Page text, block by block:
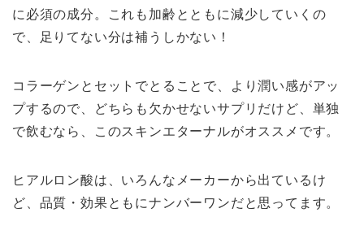
に必須の成分。これも加齢とともに減少していくの
で、足りてない分は補うしかない！
コラーゲンとセットでとることで、より潤い感がアッ
プするので、どちらも欠かせないサプリだけど、単独
で飲むなら、このスキンエターナルがオススメです。
ヒアルロン酸は、いろんなメーカーから出ているけ
ど、品質・効果ともにナンバーワンだと思ってます。